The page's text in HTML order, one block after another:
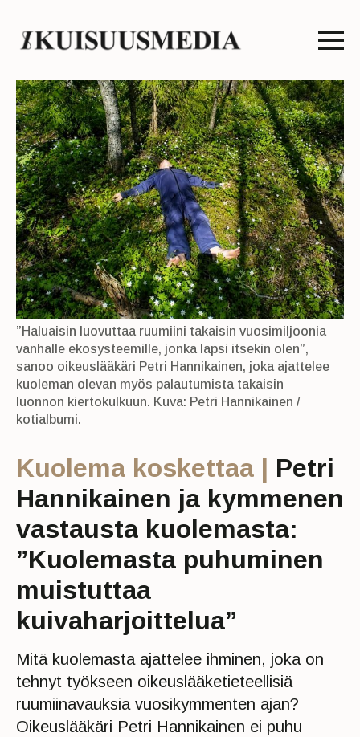
”Haluaisin luovuttaa ruumiini takaisin vuosimiljoonia
vanhalle ekosysteemille, jonka lapsi itsekin olen”,
sanoo oikeuslääkäri Petri Hannikainen, joka ajattelee
kuoleman olevan myös palautumista takaisin
luonnon kiertokulkuun. Kuva: Petri Hannikainen /
kotialbumi.
Kuolema koskettaa | Petri
Hannikainen ja kymmenen
vastausta kuolemasta:
”Kuolemasta puhuminen
muistuttaa
kuivaharjoittelua”
Mitä kuolemasta ajattelee ihminen, joka on
tehnyt työkseen oikeuslääketieteellisiä
ruumiinavauksia vuosikymmenten ajan?
Oikeuslääkäri Petri Hannikainen ei puhu